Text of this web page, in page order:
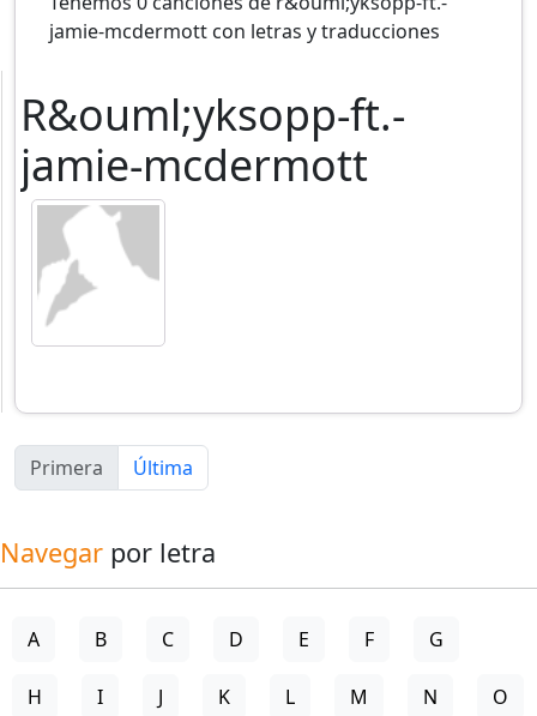
jamie-mcdermott con letras y traducciones
R&ouml;yksopp-ft.-
jamie-mcdermott
Primera Última
Navegar por letra
A B C D E F G
H I J K L M N O